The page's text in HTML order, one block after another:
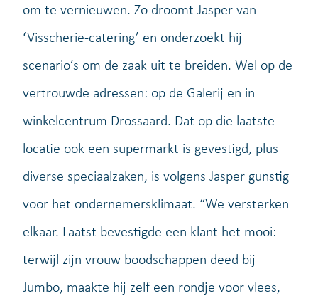
om te vernieuwen. Zo droomt Jasper van
‘Visscherie-catering’ en onderzoekt hij
scenario’s om de zaak uit te breiden. Wel op de
vertrouwde adressen: op de Galerij en in
winkelcentrum Drossaard. Dat op die laatste
locatie ook een supermarkt is gevestigd, plus
diverse speciaalzaken, is volgens Jasper gunstig
voor het ondernemersklimaat. “We versterken
elkaar. Laatst bevestigde een klant het mooi:
terwijl zijn vrouw boodschappen deed bij
Jumbo, maakte hij zelf een rondje voor vlees,